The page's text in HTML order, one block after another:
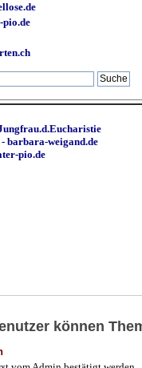
pio.de
-barbara-weigand.de
pio.de
können